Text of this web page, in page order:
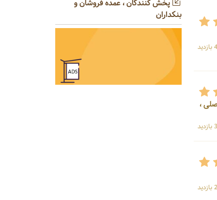
،
پخش کنندگان ، عمده فروشان و
بنکداران